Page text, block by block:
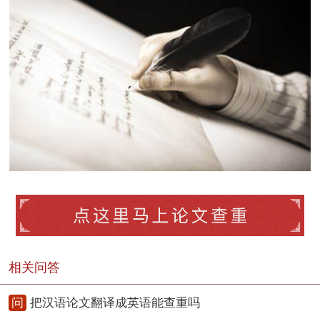
相关问答
问 把汉语论文翻译成英语能查重吗